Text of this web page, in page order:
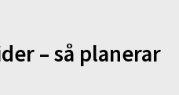
– så planerar